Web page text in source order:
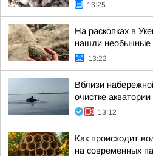
13:25
На раскопках в
нашли необычные
13:22
Вблизи
очистке
13:12
Как происходит
на современных